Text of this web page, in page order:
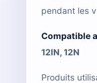
pendant les
Compatible
12IN, 12N
Produits